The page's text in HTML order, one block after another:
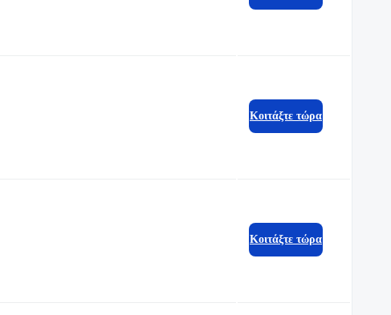
Κοιτάξτε τώρα
Κοιτάξτε τώρα